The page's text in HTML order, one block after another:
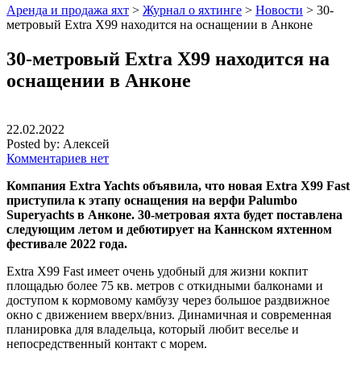
Аренда и продажа яхт > Журнал о яхтинге > Новости > 30-
метровый Extra X99 находится на оснащении в Анконе
30-метровый Extra X99 находится на
оснащении в Анконе
22.02.2022
Posted by: Алексей
Комментариев нет
Компания Extra Yachts объявила, что новая Extra X99 Fast
приступила к этапу оснащения на верфи Palumbo
Superyachts в Анконе. 30-метровая яхта будет поставлена
следующим летом и дебютирует на Каннском яхтенном
фестивале 2022 года.
Extra X99 Fast имеет очень удобный для жизни кокпит
площадью более 75 кв. метров с откидными балконами и
доступом к кормовому камбузу через большое раздвижное
окно с движением вверх/вниз. Динамичная и современная
планировка для владельца, который любит веселье и
непосредственный контакт с морем.